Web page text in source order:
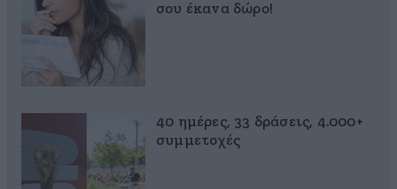
σου έκανα δώρο!
40 ημέρες, 33 δράσεις, 4.000+
συμμετοχές